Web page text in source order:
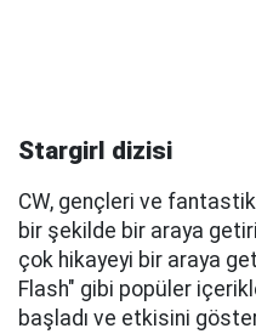
Stargirl dizisi
CW, gençleri ve fantastik
bir şekilde bir araya
çok hikayeyi bir araya
Flash" gibi popüler
başladı ve etkisini